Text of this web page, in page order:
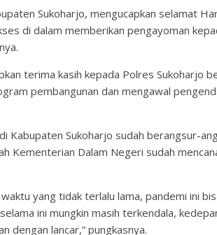
Sukoharjo, mengucapkan selamat
di dalam memberikan pengayoman
terima kasih kepada Polres Sukoharjo
pembangunan dan mengawal
Kabupaten Sukoharjo sudah berangsur-
Kementerian Dalam Negeri sudah
yang tidak terlalu lama, pandemi ini
ini mungkin masih terkendala,
dengan lancar,” pungkasnya.